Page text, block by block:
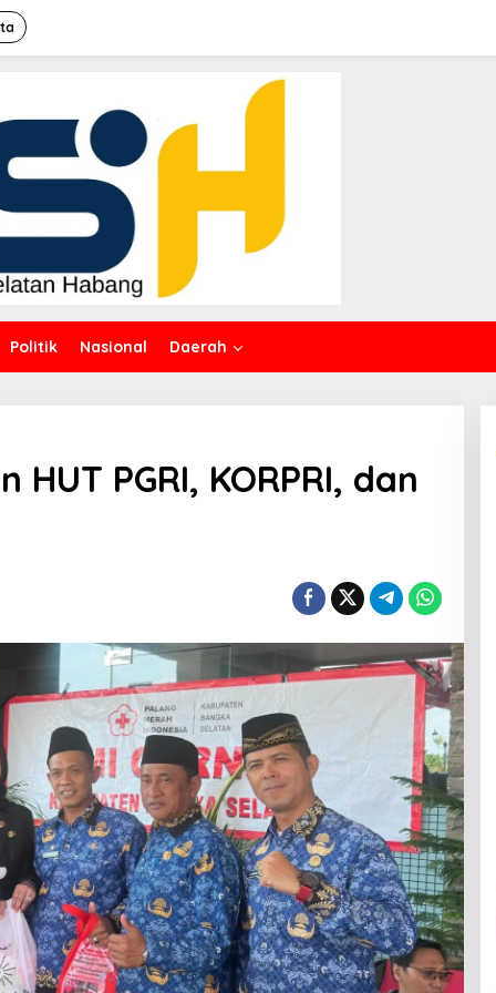
Politik Nasional Daerah
HUT PGRI, KORPRI, dan